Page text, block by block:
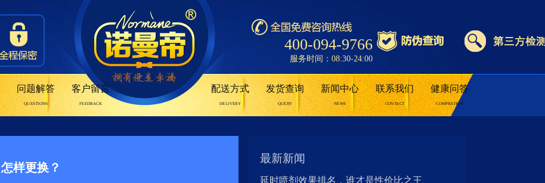
400-094-9766
服务时间：08:30-24:00
问题解答
QUESTIONS
客户留言
FEEDBACK
配送方式
DELIVERY
发货查询
QUERY
新闻中心
NEWS
联系我们
CONTACT
健康问答
COMPRATION
怎样更换？
最新新闻
延时喷剂效果排名，谁才是性价比之王